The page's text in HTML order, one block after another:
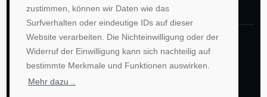
zustimmen, können wir Daten wie das
Surfverhalten oder eindeutige IDs auf dieser
Website verarbeiten. Die Nichteinwilligung oder der
Widerruf der Einwilligung kann sich nachteilig auf
bestimmte Merkmale und Funktionen auswirken.
Mehr dazu ..
©1996-2026 Deutsche Hochschulwerbung und -
vertriebs GmbH. Alle Rechte vorbehalten.
AGB